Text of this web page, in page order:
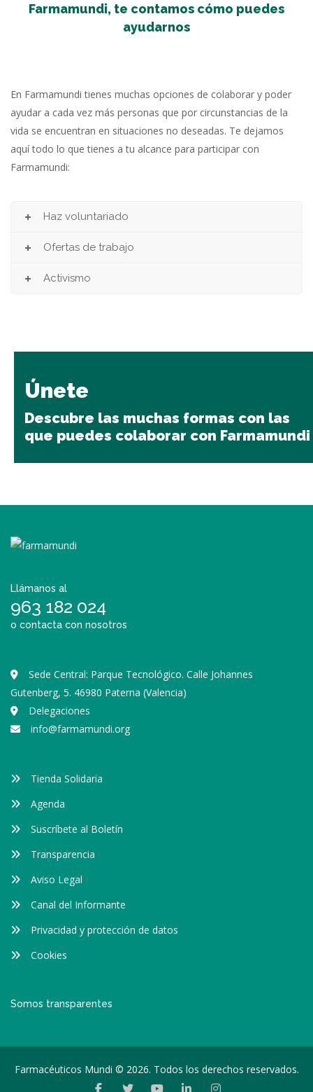
Farmamundi, te contamos cómo puedes
ayudarnos
En Farmamundi tienes muchas opciones de colaborar y poder
ayudar a cada vez más personas que por circunstancias de la
vida se encuentran en situaciones no deseadas. Te dejamos
aquí todo lo que tienes a tu alcance para participar con
Farmamundi:
Haz voluntariado
Ofertas de trabajo
Activismo
Únete
Descubre las muchas formas con las
que puedes colaborar con Farmamundi
Llámanos al
963 182 024
o contacta con nosotros
Sede Central: Parque Tecnológico. Calle Johannes
Gutenberg, 5. 46980 Paterna (Valencia)
Delegaciones
info@farmamundi.org
Tienda Solidaria
Agenda
Suscríbete al Boletín
Transparencia
Aviso Legal
Canal del Informante
Privacidad y protección de datos
Cookies
Somos transparentes
Farmacéuticos Mundi © 2026. Todos los derechos reservados.